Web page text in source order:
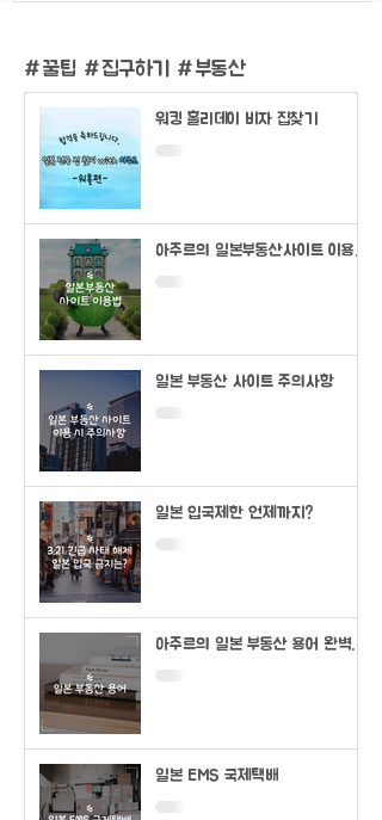
#꿀팁 #집구하기 #부동산
워킹 홀리데이 비자 집찾기
아주르의 일본부동산사이트 이용법
일본 부동산 사이트 주의사항
일본 입국제한 언제까지?
아주르의 일본 부동산 용어 완벽정
일본 EMS 국제택배